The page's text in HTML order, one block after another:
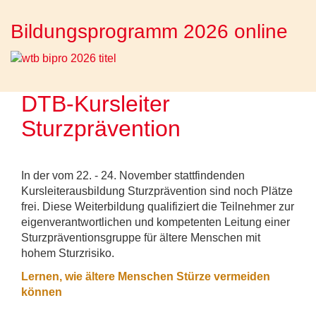
Bildungsprogramm 2026 online
DTB-Kursleiter
Sturzprävention
In der vom 22. - 24. November stattfindenden
Kursleiterausbildung Sturzprävention sind noch Plätze
frei. Diese Weiterbildung qualifiziert die Teilnehmer zur
eigenverantwortlichen und kompetenten Leitung einer
Sturzpräventionsgruppe für ältere Menschen mit
hohem Sturzrisiko.
Lernen, wie ältere Menschen Stürze vermeiden
können